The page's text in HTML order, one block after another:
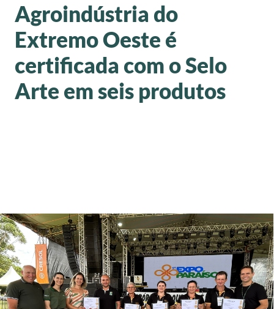
Agroindústria do
Extremo Oeste é
certificada com o Selo
Arte em seis produtos